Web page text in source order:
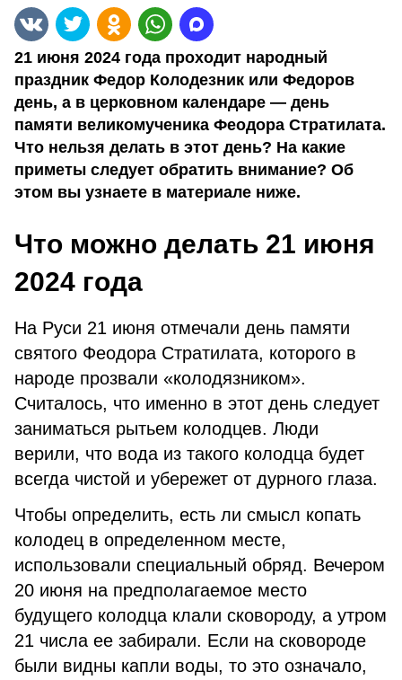
21 июня 2024 года проходит народный
праздник Федор Колодезник или Федоров
день, а в церковном календаре — день
памяти великомученика Феодора Стратилата.
Что нельзя делать в этот день? На какие
приметы следует обратить внимание? Об
этом вы узнаете в материале ниже.
Что можно делать 21 июня
2024 года
На Руси 21 июня отмечали день памяти
святого Феодора Стратилата, которого в
народе прозвали «колодязником».
Считалось, что именно в этот день следует
заниматься рытьем колодцев. Люди
верили, что вода из такого колодца будет
всегда чистой и убережет от дурного глаза.
Чтобы определить, есть ли смысл копать
колодец в определенном месте,
использовали специальный обряд. Вечером
20 июня на предполагаемое место
будущего колодца клали сковороду, а утром
21 числа ее забирали. Если на сковороде
были видны капли воды, то это означало,